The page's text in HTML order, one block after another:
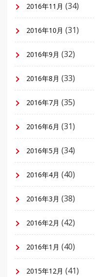
2016年11月 (34)
2016年10月 (31)
2016年9月 (32)
2016年8月 (33)
2016年7月 (35)
2016年6月 (31)
2016年5月 (34)
2016年4月 (40)
2016年3月 (38)
2016年2月 (42)
2016年1月 (40)
2015年12月 (41)